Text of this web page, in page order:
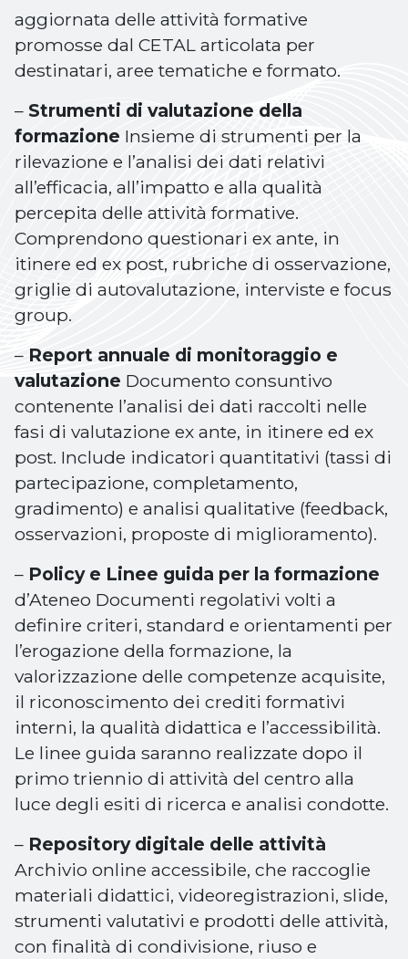
aggiornata delle attività formative
promosse dal CETAL articolata per
destinatari, aree tematiche e formato.
– Strumenti di valutazione della
formazione Insieme di strumenti per la
rilevazione e l’analisi dei dati relativi
all’efficacia, all’impatto e alla qualità
percepita delle attività formative.
Comprendono questionari ex ante, in
itinere ed ex post, rubriche di osservazione,
griglie di autovalutazione, interviste e focus
group.
– Report annuale di monitoraggio e
valutazione Documento consuntivo
contenente l’analisi dei dati raccolti nelle
fasi di valutazione ex ante, in itinere ed ex
post. Include indicatori quantitativi (tassi di
partecipazione, completamento,
gradimento) e analisi qualitative (feedback,
osservazioni, proposte di miglioramento).
– Policy e Linee guida per la formazione
d’Ateneo Documenti regolativi volti a
definire criteri, standard e orientamenti per
l’erogazione della formazione, la
valorizzazione delle competenze acquisite,
il riconoscimento dei crediti formativi
interni, la qualità didattica e l’accessibilità.
Le linee guida saranno realizzate dopo il
primo triennio di attività del centro alla
luce degli esiti di ricerca e analisi condotte.
– Repository digitale delle attività
Archivio online accessibile, che raccoglie
materiali didattici, videoregistrazioni, slide,
strumenti valutativi e prodotti delle attività,
con finalità di condivisione, riuso e